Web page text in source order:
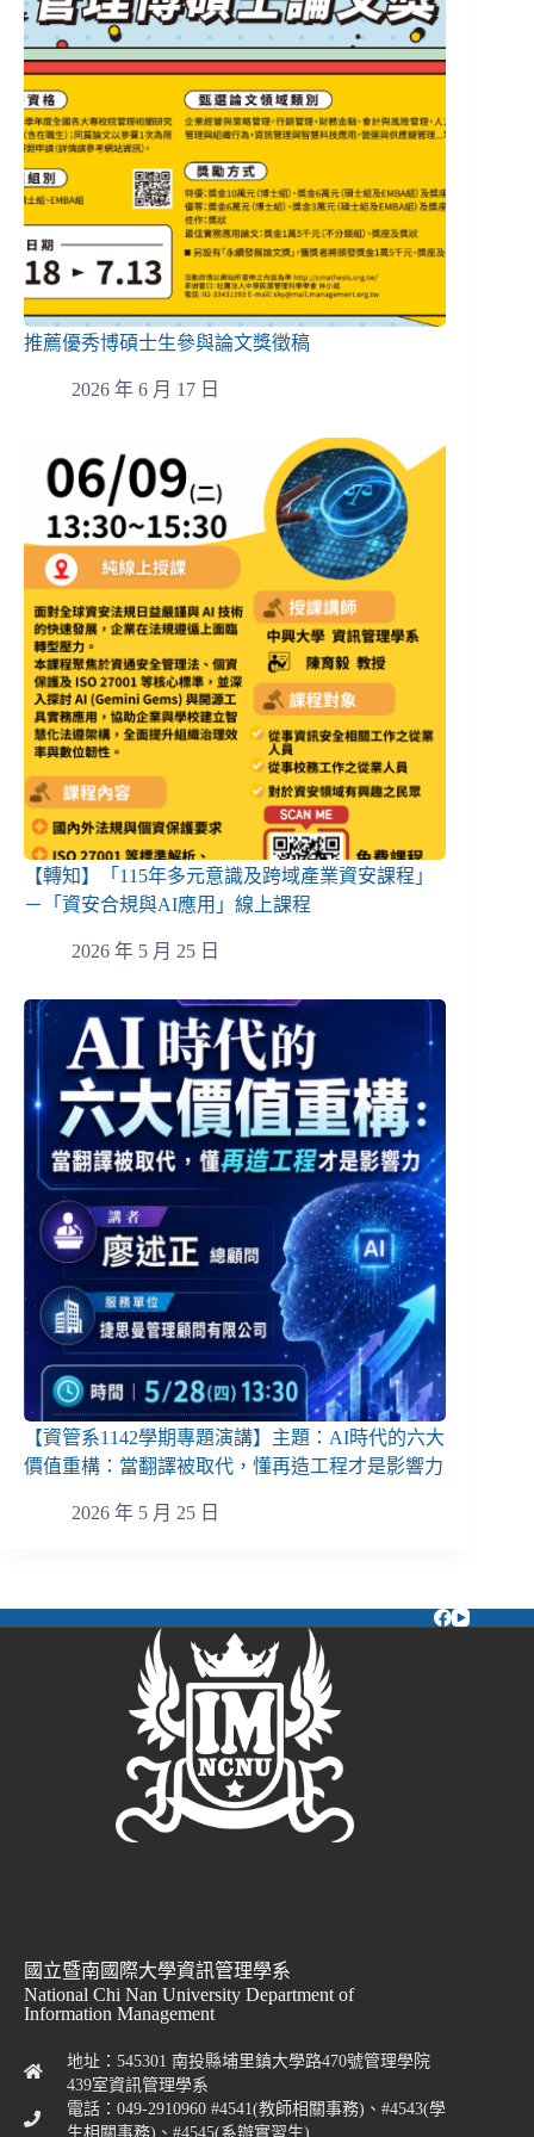
推薦優秀博碩士生參與論文獎徵稿
2026 年 6 月 17 日
【轉知】「115年多元意識及跨域產業資安課程」
－「資安合規與AI應用」線上課程
2026 年 5 月 25 日
【資管系1142學期專題演講】主題：AI時代的六大
價值重構：當翻譯被取代，懂再造工程才是影響力
2026 年 5 月 25 日
國立暨南國際大學資訊管理學系
National Chi Nan University Department of
Information Management
地址：545301 南投縣埔里鎮大學路470號管理學院
439室資訊管理學系
電話：049-2910960 #4541(教師相關事務)、#4543(學
生相關事務)、#4545(系辦實習生)